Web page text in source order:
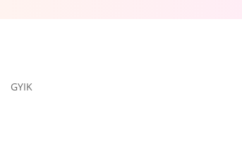
GYIK